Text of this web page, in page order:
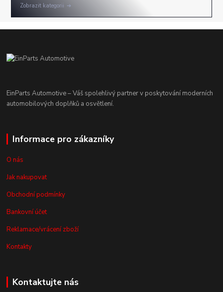
Zobrazit kategorii
EinParts Automotive – Váš spolehlivý partner v poskytování moderních
automobilových doplňků a osvětlení.
Informace pro zákazníky
O nás
Jak nakupovat
Obchodní podmínky
Bankovní účet
Reklamace/vrácení zboží
Kontakty
Kontaktujte nás